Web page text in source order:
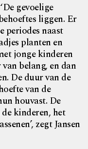
gevoelige
liggen. Er
periodes naast
planten en
jonge kinderen
belang, en dan
De duur van de
van de
houvast. De
kinderen, het
zegt Jansen